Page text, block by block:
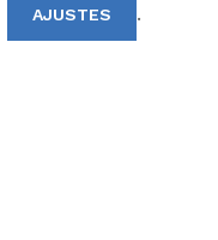
AJUSTES .